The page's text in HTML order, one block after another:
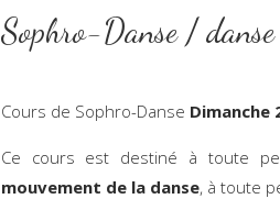
Sophro-Danse /
Cours de Sophro-Danse Dimanche
Ce cours est destiné à toute
mouvement de la danse, à toute